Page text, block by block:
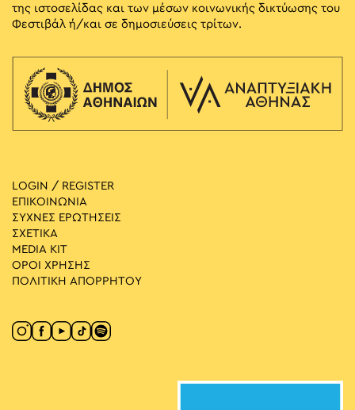
της ιστοσελίδας και των μέσων κοινωνικής δικτύωσης του
Φεστιβάλ ή/και σε δημοσιεύσεις τρίτων.
LOGIN / REGISTER
ΕΠΙΚΟΙΝΩΝΙΑ
ΣΥΧΝΕΣ ΕΡΩΤΗΣΕΙΣ
ΣΧΕΤΙΚΑ
MEDIA ΚIT
ΟΡΟΙ ΧΡΗΣΗΣ
ΠΟΛΙΤΙΚΗ ΑΠΟΡΡΗΤΟΥ